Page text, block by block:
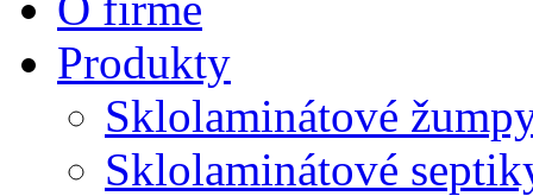
Produkty
Sklolaminátové
Sklolaminátové